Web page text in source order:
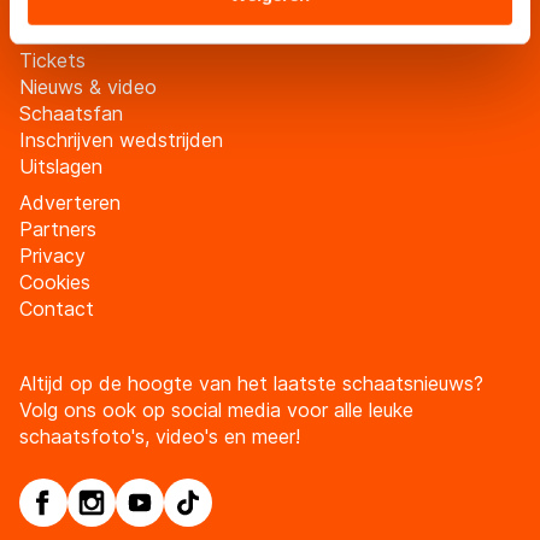
landen buiten de EU, zoals de VS, waar mogelijk geen
adequaat beschermingsniveau geldt volgens de GDPR.
Door op ‘Toestaan’ te klikken, stemt u in met deze
overdracht. Meer informatie vindt u in ons
Tickets
Nieuws & video
Schaatsfan
Inschrijven wedstrijden
Uitslagen
Adverteren
Partners
Privacy
Cookies
Contact
Altijd op de hoogte van het laatste schaatsnieuws?
Volg ons ook op social media voor alle leuke
schaatsfoto's, video's en meer!